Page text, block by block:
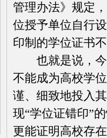
管理办法》规定
位授予单位自行
印制的学位证书
也就是说，今
不能成为高校学
谨、细致地投入
现“学位证错印”
更能证明高校存